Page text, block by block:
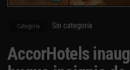
Categoría Sin categoría
AccorHotels